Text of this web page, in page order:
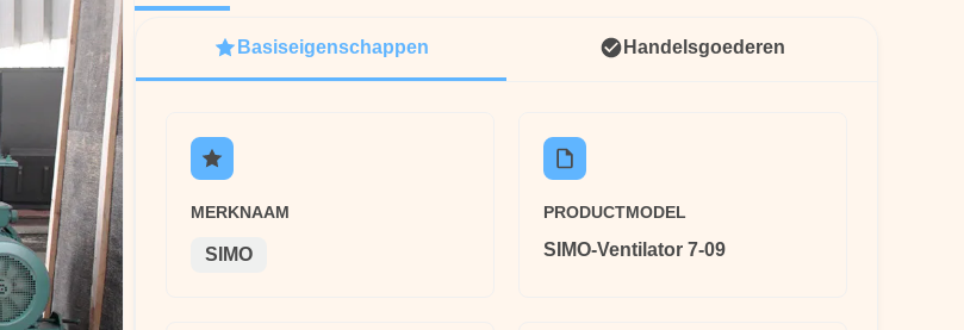
Basiseigenschappen Handelsgoederen
MERKNAAM
SIMO
PRODUCTMODEL
SIMO-Ventilator 7-09